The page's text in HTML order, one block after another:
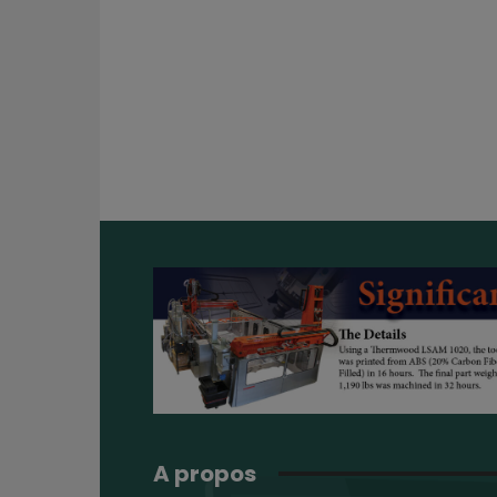
A propos